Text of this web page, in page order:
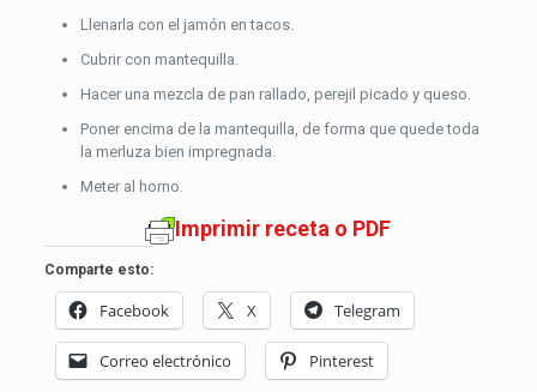
Llenarla con el jamón en tacos.
Cubrir con mantequilla.
Hacer una mezcla de pan rallado, perejil picado y queso.
Poner encima de la mantequilla, de forma que quede toda
la merluza bien impregnada.
Meter al horno.
Imprimir receta o PDF
Comparte esto:
Facebook X Telegram
Correo electrónico Pinterest